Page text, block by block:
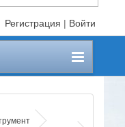
Регистрация | Войти